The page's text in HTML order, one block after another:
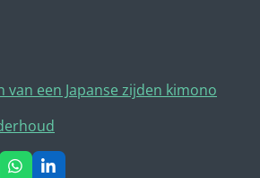
een Japanse zijden kimono
W L